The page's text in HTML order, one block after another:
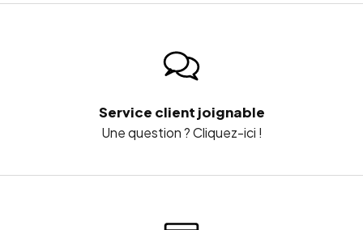
Service client joignable
Une question ? Cliquez-ici !